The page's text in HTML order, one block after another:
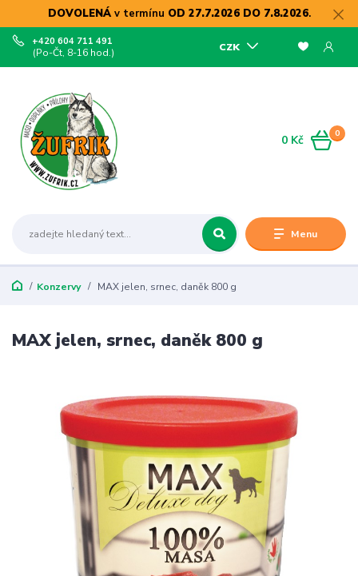
DOVOLENÁv termínu OD 27.7.2026 DO 7.8.2026.
Menu
CZK
+420 604 711 491
(Po-Čt, 8-16 hod.)
0
0 Kč
Konzervy MAX jelen, srnec, daněk 800 g
MAX jelen, srnec, daněk 800 g